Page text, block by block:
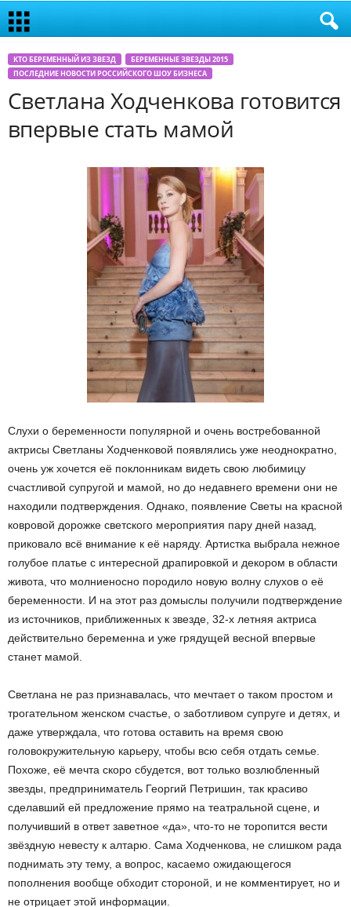
КТО БЕРЕМЕННЫЙ ИЗ ЗВЕЗД
БЕРЕМЕННЫЕ ЗВЕЗДЫ 2015
ПОСЛЕДНИЕ НОВОСТИ РОССИЙСКОГО ШОУ БИЗНЕСА
Светлана Ходченкова готовится
впервые стать мамой
Слухи о беременности популярной и очень востребованной
актрисы Светланы Ходченковой появлялись уже неоднократно,
очень уж хочется её поклонникам видеть свою любимицу
счастливой супругой и мамой, но до недавнего времени они не
находили подтверждения. Однако, появление Светы на красной
ковровой дорожке светского мероприятия пару дней назад,
приковало всё внимание к её наряду. Артистка выбрала нежное
голубое платье с интересной драпировкой и декором в области
живота, что молниеносно породило новую волну слухов о её
беременности. И на этот раз домыслы получили подтверждение
из источников, приближенных к звезде, 32-х летняя актриса
действительно беременна и уже грядущей весной впервые
станет мамой.
Светлана не раз признавалась, что мечтает о таком простом и
трогательном женском счастье, о заботливом супруге и детях, и
даже утверждала, что готова оставить на время свою
головокружительную карьеру, чтобы всю себя отдать семье.
Похоже, её мечта скоро сбудется, вот только возлюбленный
звезды, предприниматель Георгий Петришин, так красиво
сделавший ей предложение прямо на театральной сцене, и
получивший в ответ заветное «да», что-то не торопится вести
звёздную невесту к алтарю. Сама Ходченкова, не слишком рада
поднимать эту тему, а вопрос, касаемо ожидающегося
пополнения вообще обходит стороной, и не комментирует, но и
не отрицает этой информации.